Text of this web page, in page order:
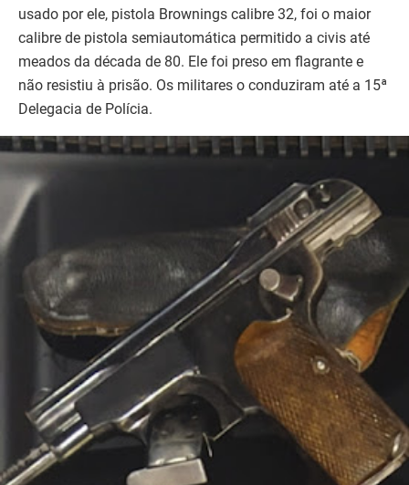
usado por ele, pistola Brownings calibre 32, foi o maior
calibre de pistola semiautomática permitido a civis até
meados da década de 80. Ele foi preso em flagrante e
não resistiu à prisão. Os militares o conduziram até a 15ª
Delegacia de Polícia.